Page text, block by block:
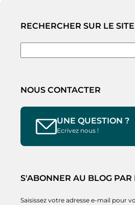
RECHERCHER SUR LE SITE
NOUS CONTACTER
UNE QUESTION ?
Ecrivez nous !
S'ABONNER AU BLOG PAR
Saisissez votre adresse e-mail pour